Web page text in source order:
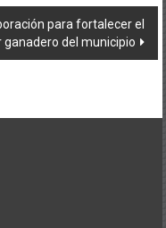
para fortalecer el
ganadero del municipio